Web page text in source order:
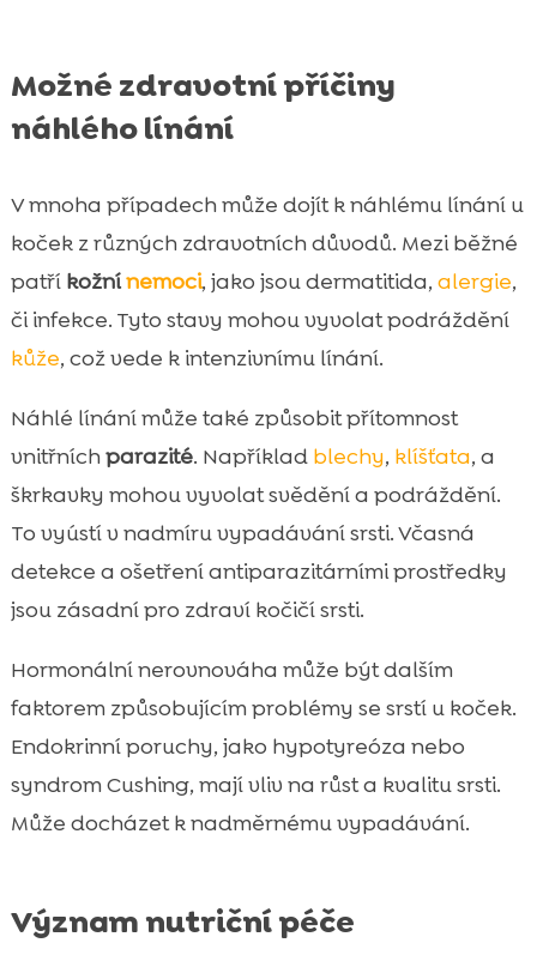
Možné zdravotní příčiny
náhlého línání
V mnoha případech může dojít k náhlému línání u
koček z různých zdravotních důvodů. Mezi běžné
patří kožnínemoci, jako jsou dermatitida, alergie,
či infekce. Tyto stavy mohou vyvolat podráždění
kůže, což vede k intenzivnímu línání.
Náhlé línání může také způsobit přítomnost
vnitřníchparazité. Například blechy, klíšťata, a
škrkavky mohou vyvolat svědění a podráždění.
To vyústí v nadmíru vypadávání srsti. Včasná
detekce a ošetření antiparazitárními prostředky
jsou zásadní pro zdraví kočičí srsti.
Hormonální nerovnováha může být dalším
faktorem způsobujícím problémy se srstí u koček.
Endokrinní poruchy, jako hypotyreóza nebo
syndrom Cushing, mají vliv na růst a kvalitu srsti.
Může docházet k nadměrnému vypadávání.
Význam nutriční péče